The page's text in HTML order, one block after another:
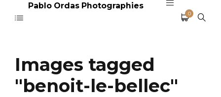
Pablo Ordas Photographies
0
Images tagged
"benoit-le-bellec"